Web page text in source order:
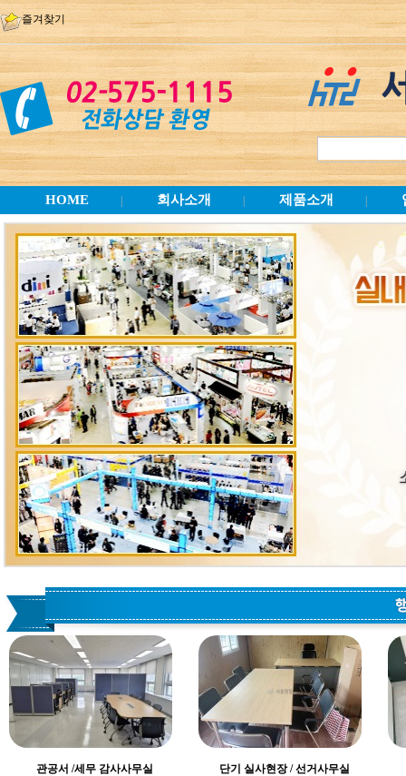
즐겨찾기
HOME 회사소개 제품소개
관공서 /세무 감사사무실 단기 실사현장 / 선거사무실